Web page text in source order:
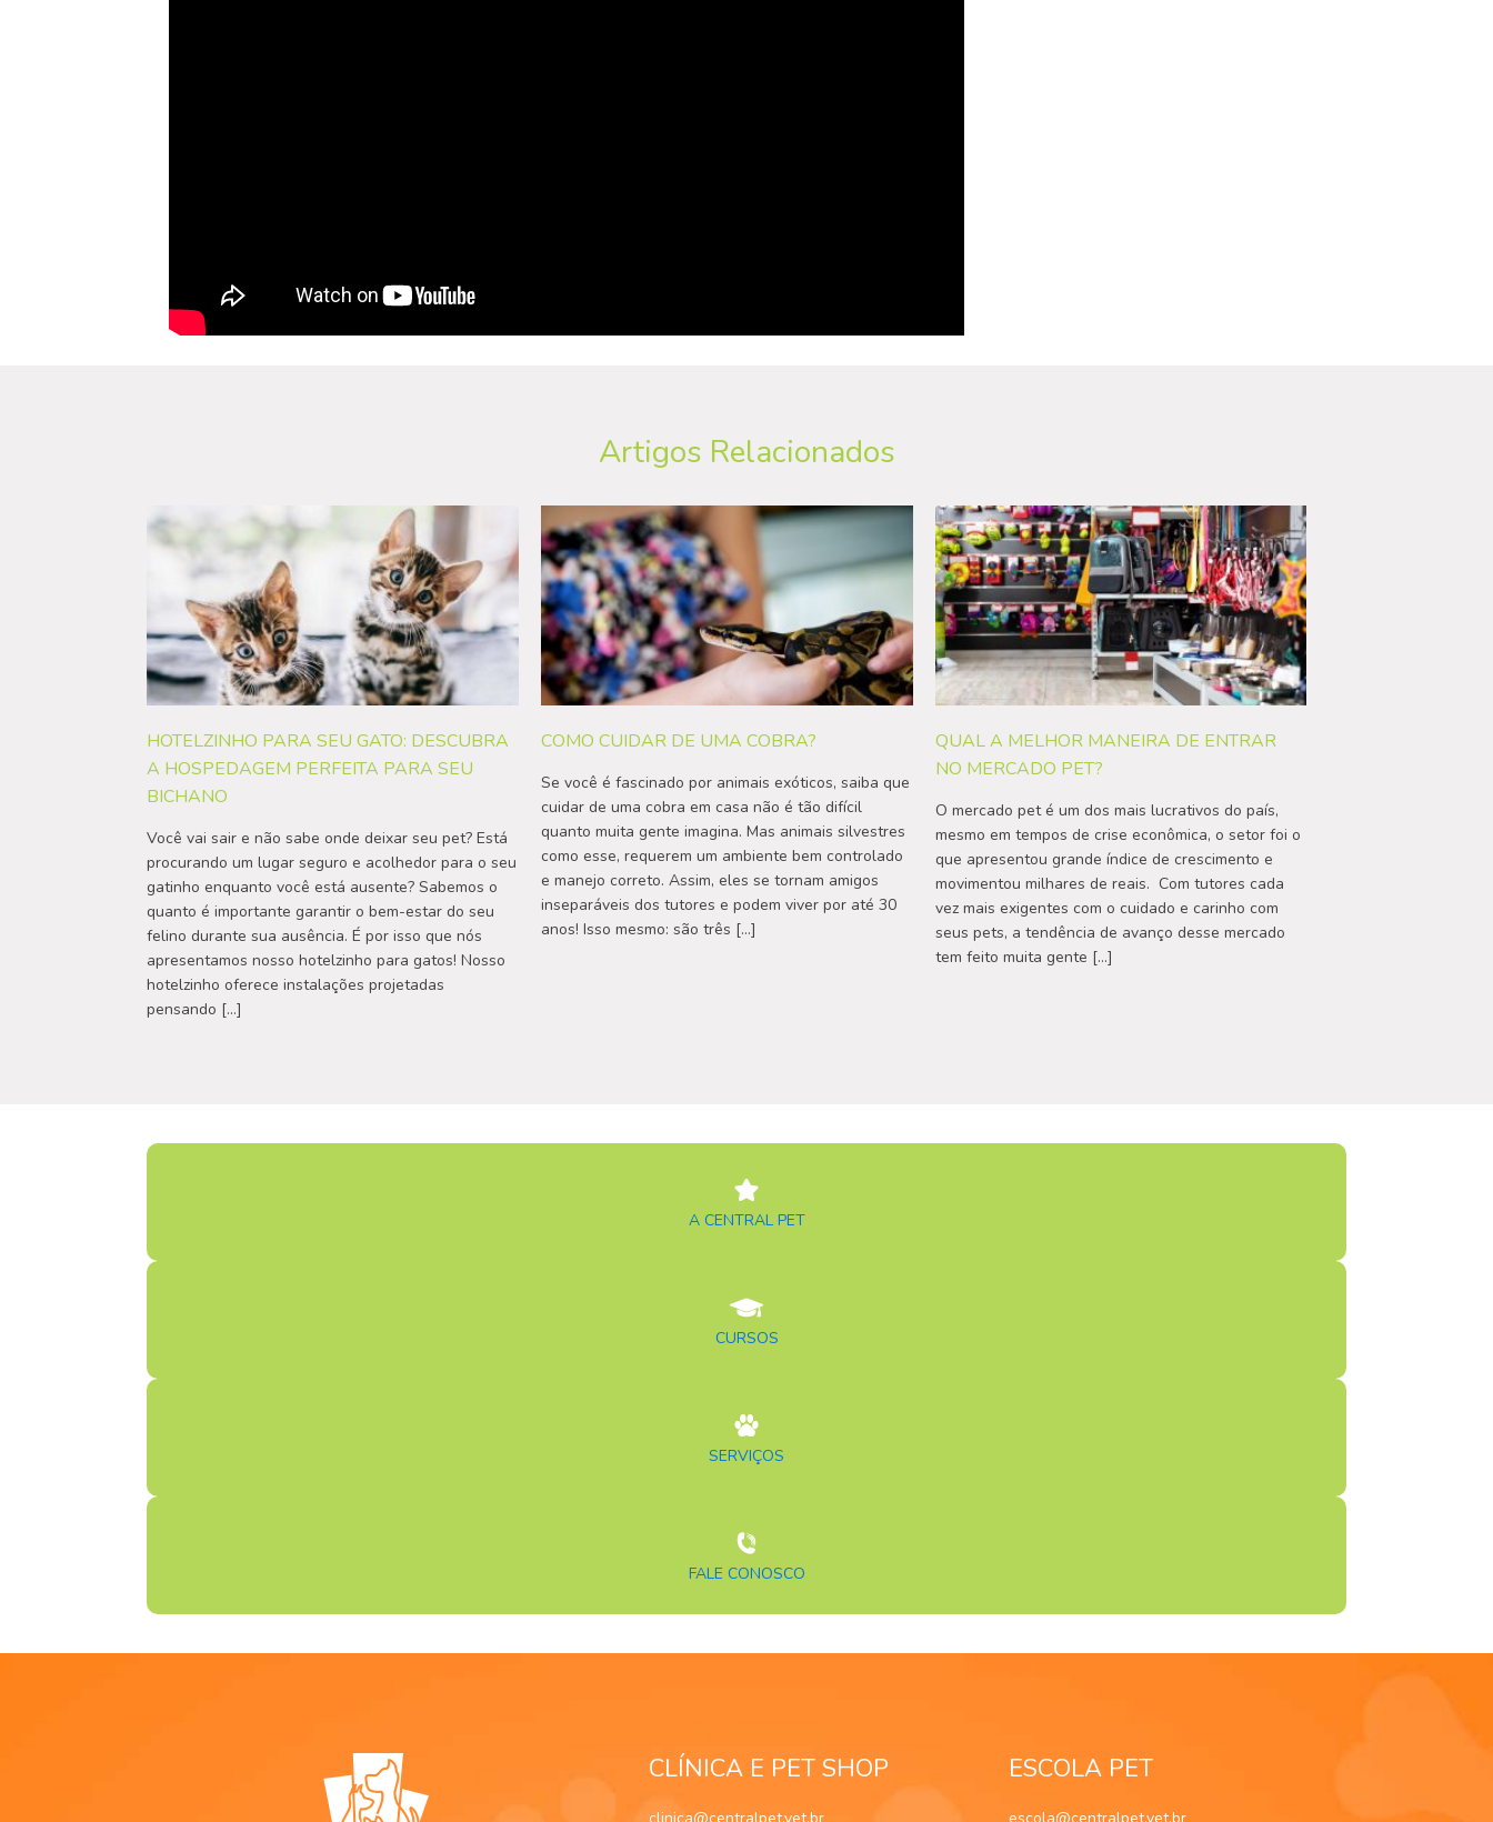
Artigos Relacionados
HOTELZINHO PARA SEU GATO: DESCUBRA
A HOSPEDAGEM PERFEITA PARA SEU
BICHANO
Você vai sair e não sabe onde deixar seu pet? Está
procurando um lugar seguro e acolhedor para o seu
gatinho enquanto você está ausente? Sabemos o
quanto é importante garantir o bem-estar do seu
felino durante sua ausência. É por isso que nós
apresentamos nosso hotelzinho para gatos! Nosso
hotelzinho oferece instalações projetadas
pensando […]
COMO CUIDAR DE UMA COBRA?
Se você é fascinado por animais exóticos, saiba que
cuidar de uma cobra em casa não é tão difícil
quanto muita gente imagina. Mas animais silvestres
como esse, requerem um ambiente bem controlado
e manejo correto. Assim, eles se tornam amigos
inseparáveis dos tutores e podem viver por até 30
anos! Isso mesmo: são três […]
QUAL A MELHOR MANEIRA DE ENTRAR
NO MERCADO PET?
O mercado pet é um dos mais lucrativos do país,
mesmo em tempos de crise econômica, o setor foi o
que apresentou grande índice de crescimento e
movimentou milhares de reais. Com tutores cada
vez mais exigentes com o cuidado e carinho com
seus pets, a tendência de avanço desse mercado
tem feito muita gente […]
A CENTRAL PET
CURSOS
SERVIÇOS
FALE CONOSCO
CLÍNICA E PET SHOP ESCOLA PET